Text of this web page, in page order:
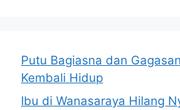
Putu Bagiasna dan
Kembali Hidup
Ibu di Wanasaraya Hilang